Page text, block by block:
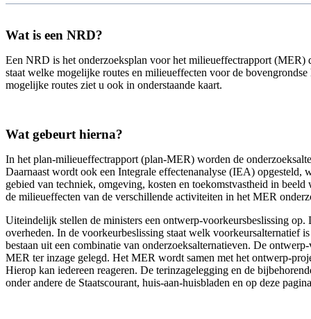
Wat is een NRD?
Een NRD is het onderzoeksplan voor het milieueffectrapport
staat welke mogelijke routes en milieueffecten voor de
mogelijke routes ziet u ook in onderstaande kaart.
Wat gebeurt hierna?
In het plan-milieueffectrapport (plan-MER) worden de
Daarnaast wordt ook een Integrale effectenanalyse (IEA) opgesteld,
gebied van techniek, omgeving, kosten en toekomstvastheid in
de milieueffecten van de verschillende activiteiten in het MER
Uiteindelijk stellen de ministers een ontwerp-voorkeursbeslissing
overheden. In de voorkeurbeslissing staat welk voorkeursalternatief
bestaan uit een combinatie van onderzoeksalternatieven. De
MER ter inzage gelegd. Het MER wordt samen met het ontwerp-
Hierop kan iedereen reageren. De terinzagelegging en de
onder andere de Staatscourant, huis-aan-huisbladen en op deze